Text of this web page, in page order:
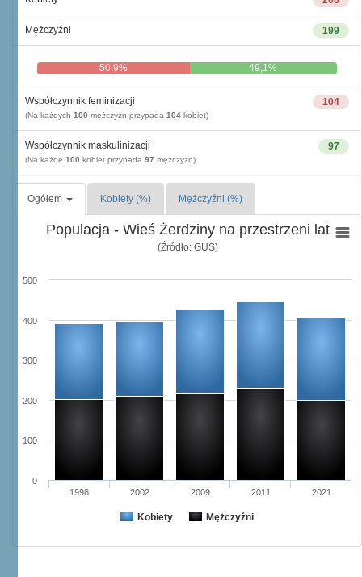
199
Mężczyźni
50,9% 49,1%
104
Współczynnik feminizacji
(Na każdych 100 mężczyzn przypada 104 kobiet)
97
Współczynnik maskulinizacji
(Na każde 100 kobiet przypada 97 mężczyzn)
Ogółem Kobiety (%) Mężczyźni (%)
Populacja - Wieś Żerdziny na przestrzeni lat
(Źródło: GUS)
Kobiety Mężczyźni
1998 2002 2009 2011 2021
0
100
200
300
400
500